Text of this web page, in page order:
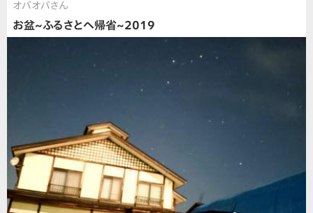
オバオバさん
お盆~ふるさとへ帰省~2019